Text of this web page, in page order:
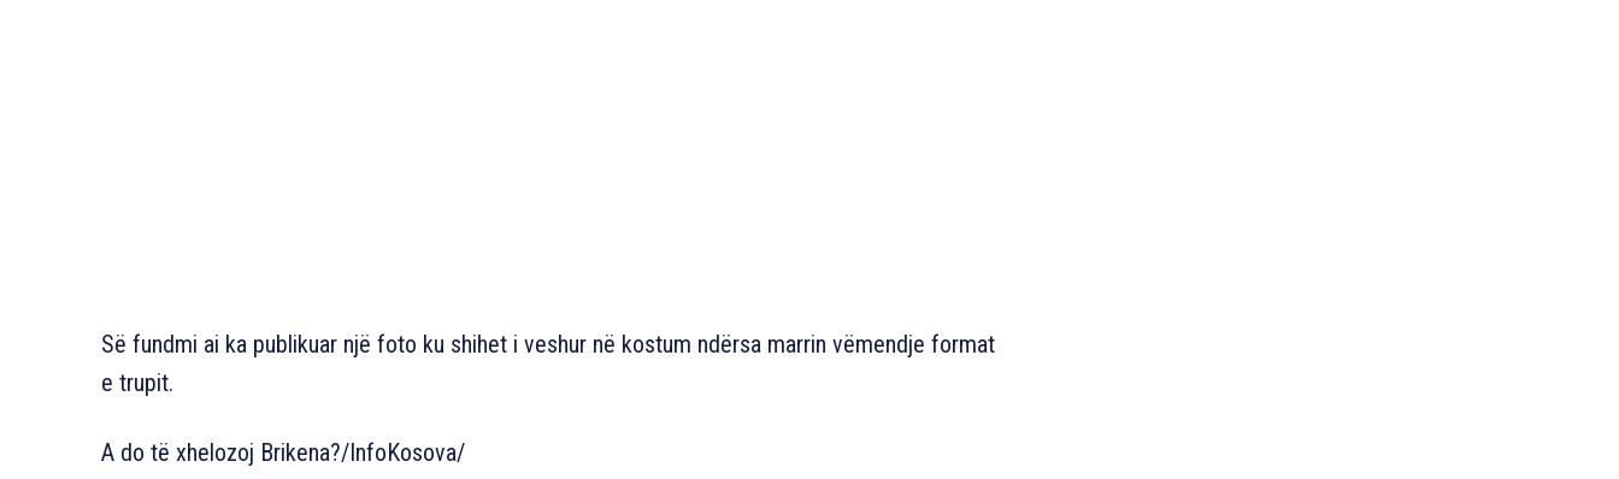
Së fundmi ai ka publikuar një foto ku shihet i veshur në kostum ndërsa marrin vëmendje format
e trupit.
A do të xhelozoj Brikena?/InfoKosova/